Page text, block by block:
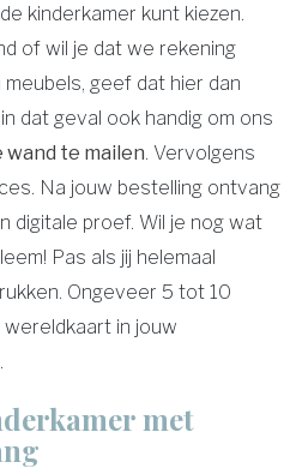
kinderkamer kunt kiezen.
of wil je dat we rekening
geef dat hier dan
dat geval ook handig om ons
wand te mailen. Vervolgens
Na jouw bestelling ontvang
digitale proef. Wil je nog wat
Pas als jij helemaal
Ongeveer 5 tot 10
in jouw
met